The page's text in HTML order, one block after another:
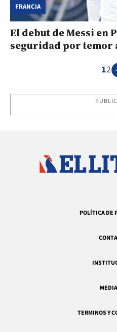
FRANCIA
El debut de Messi en
seguridad por temor
12
POLÍTICA DE
TERMINOS Y